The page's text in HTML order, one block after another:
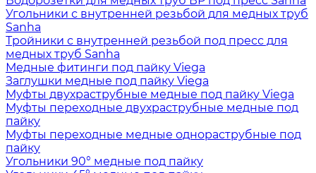
Угольники с внутренней резьбой для медных труб
Sanha
Тройники с внутренней резьбой под пресс для
медных труб Sanha
Медные фитинги под пайку Viega
Заглушки медные под пайку Viega
Муфты двухраструбные медные под пайку Viega
Муфты переходные двухраструбные медные под
пайку
Муфты переходные медные однораструбные под
пайку
Угольники 90° медные под пайку